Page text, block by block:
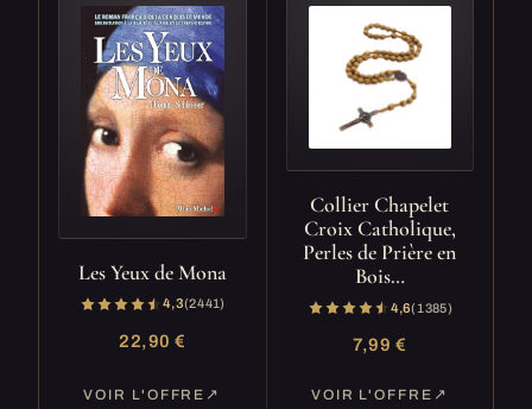
Les Yeux de Mona
4,3(2 441)
22,90 €
VOIR L'OFFRE
Collier Chapelet
Croix Catholique,
Perles de Prière en
Bois…
4,6(1 385)
7,99 €
VOIR L'OFFRE